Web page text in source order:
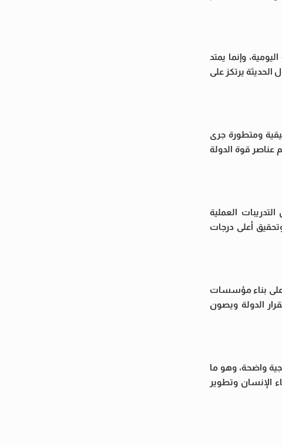
وإنما يمتد
يرتكز على
ومتطورة جرى
عناصر قوة الدولة
العملية
أعلى درجات
على بناء مؤسسات
الدولة ويصون
واضحة، وهو ما
الإنسان وتطوير